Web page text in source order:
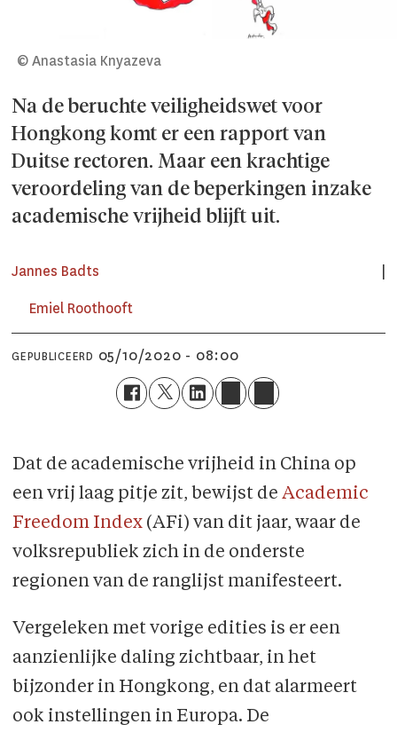
© Anastasia Knyazeva
Na de beruchte veiligheidswet voor
Hongkong komt er een rapport van
Duitse rectoren. Maar een krachtige
veroordeling van de beperkingen inzake
academische vrijheid blijft uit.
Jannes Badts
Emiel Roothooft
GEPUBLICEERD 05/10/2020 - 08:00
Dat de academische vrijheid in China op
een vrij laag pitje zit, bewijst de Academic
Freedom Index(AFi) van dit jaar, waar de
volksrepubliek zich in de onderste
regionen van de ranglijst manifesteert.
Vergeleken met vorige edities is er een
aanzienlijke daling zichtbaar, in het
bijzonder in Hongkong, en dat alarmeert
ook instellingen in Europa. De